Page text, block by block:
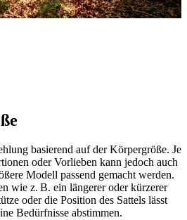
basierend auf der Körpergröße. Je
oder Vorlieben kann jedoch auch
Modell passend gemacht werden.
wie z. B. ein längerer oder kürzerer
oder die Position des Sattels lässt
Bedürfnisse abstimmen.